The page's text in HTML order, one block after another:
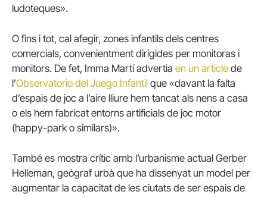
ludoteques».
O fins i tot, cal afegir, zones infantils dels centres
comercials, convenientment dirigides per monitoras i
monitors. De fet, Imma Martí advertia en un article de
l’Observatorio del Juego Infantil que «davant la falta
d’espais de joc a l’aire lliure hem tancat als nens a casa
o els hem fabricat entorns artificials de joc motor
(happy-park o similars)».
També es mostra crític amb l’urbanisme actual Gerber
Helleman, geògraf urbà que ha dissenyat un model per
augmentar la capacitat de les ciutats de ser espais de